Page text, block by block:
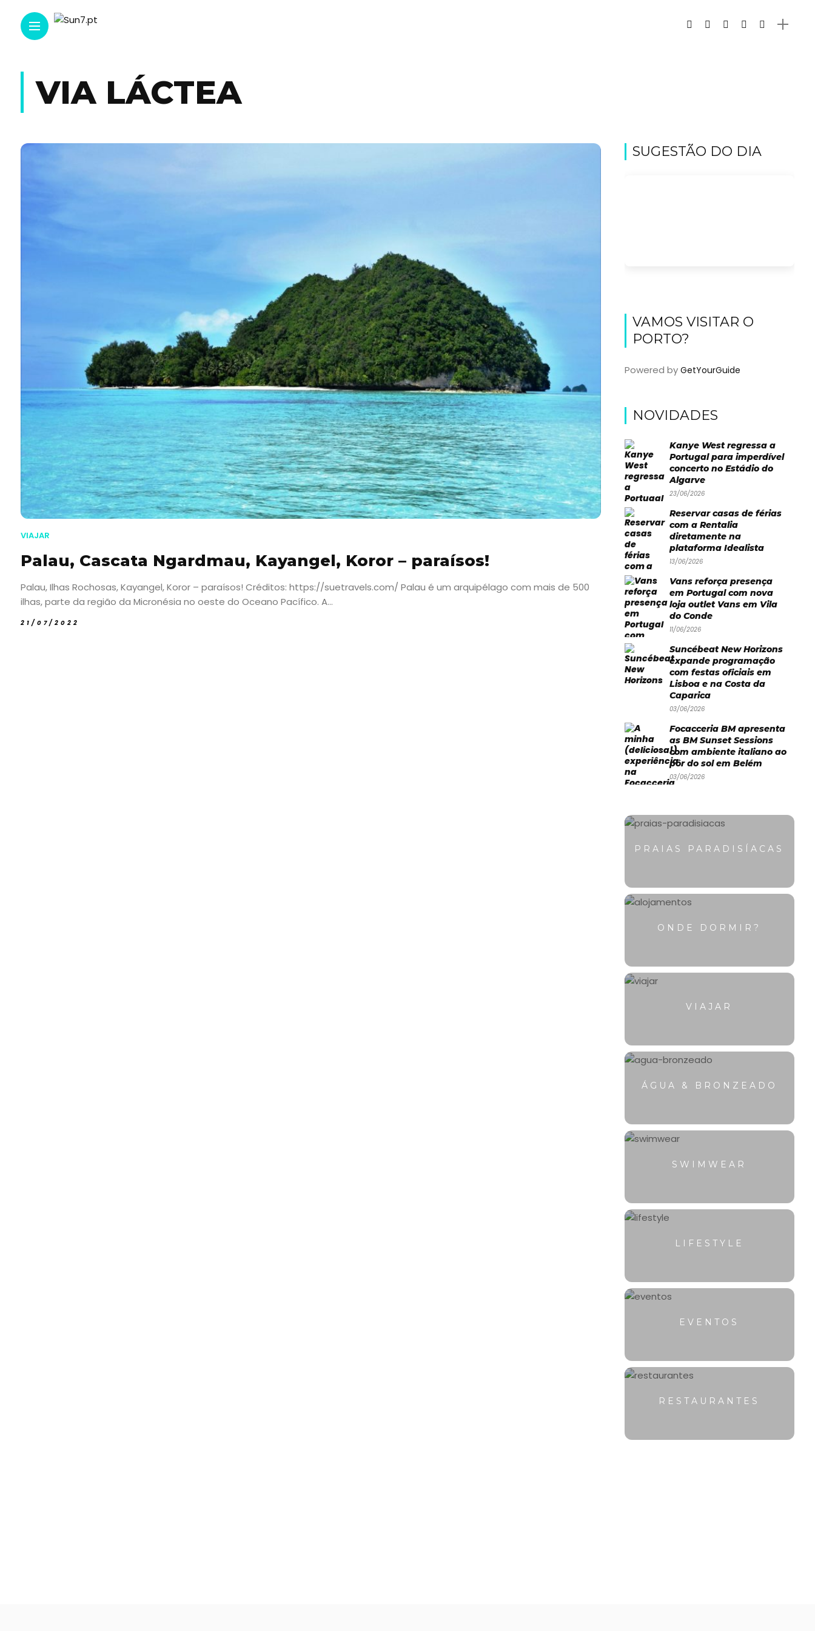
VIA LÁCTEA
VIAJAR
Palau, Cascata Ngardmau, Kayangel, Koror – paraísos!
Palau, Ilhas Rochosas, Kayangel, Koror – paraísos! Créditos: https://suetravels.com/ Palau é um arquipélago com mais de 500
ilhas, parte da região da Micronésia no oeste do Oceano Pacífico. A...
21/07/2022
SUGESTÃO DO DIA
VAMOS VISITAR O
PORTO?
Powered by GetYourGuide
NOVIDADES
Kanye West regressa a
Portugal para imperdível
concerto no Estádio do
Algarve
23/06/2026
Reservar casas de férias
com a Rentalia
diretamente na
plataforma Idealista
13/06/2026
Vans reforça presença
em Portugal com nova
loja outlet Vans em Vila
do Conde
11/06/2026
Suncébeat New Horizons
expande programação
com festas oficiais em
Lisboa e na Costa da
Caparica
03/06/2026
Focacceria BM apresenta
as BM Sunset Sessions
com ambiente italiano ao
pôr do sol em Belém
03/06/2026
PRAIAS PARADISÍACAS
ONDE DORMIR?
VIAJAR
ÁGUA & BRONZEADO
SWIMWEAR
LIFESTYLE
EVENTOS
RESTAURANTES